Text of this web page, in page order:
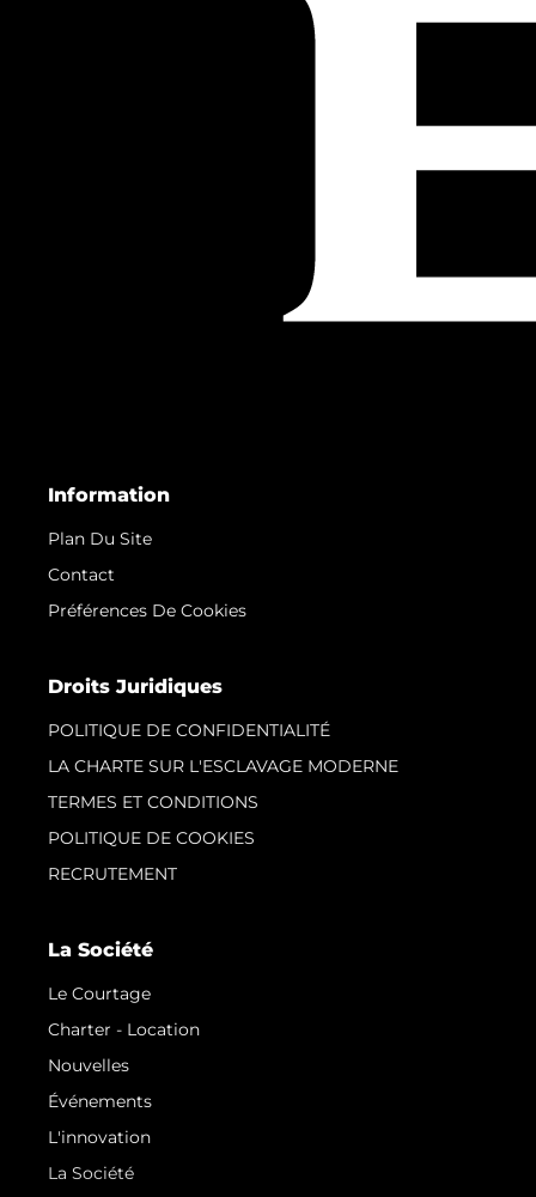
Information
Plan Du Site
Contact
Préférences De Cookies
Droits Juridiques
POLITIQUE DE CONFIDENTIALITÉ
LA CHARTE SUR L'ESCLAVAGE MODERNE
TERMES ET CONDITIONS
POLITIQUE DE COOKIES
RECRUTEMENT
La Société
Le Courtage
Charter - Location
Nouvelles
Événements
L'innovation
La Société